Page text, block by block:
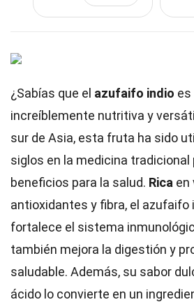
¿Sabías que el azufaifo indio es
increíblemente nutritiva y
sur de Asia, esta fruta ha sido
siglos en la medicina
beneficios para la salud. Rica en
antioxidantes y fibra, el azufaifo
fortalece el sistema
también mejora la digestión y
saludable. Además, su sabor
ácido lo convierte en un